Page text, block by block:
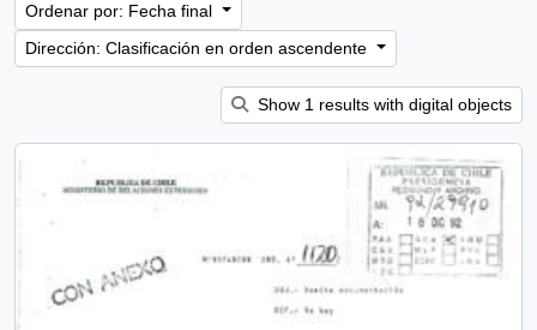
Ordenar por: Fecha final
Dirección: Clasificación en orden ascendente
Show 1 results with digital objects